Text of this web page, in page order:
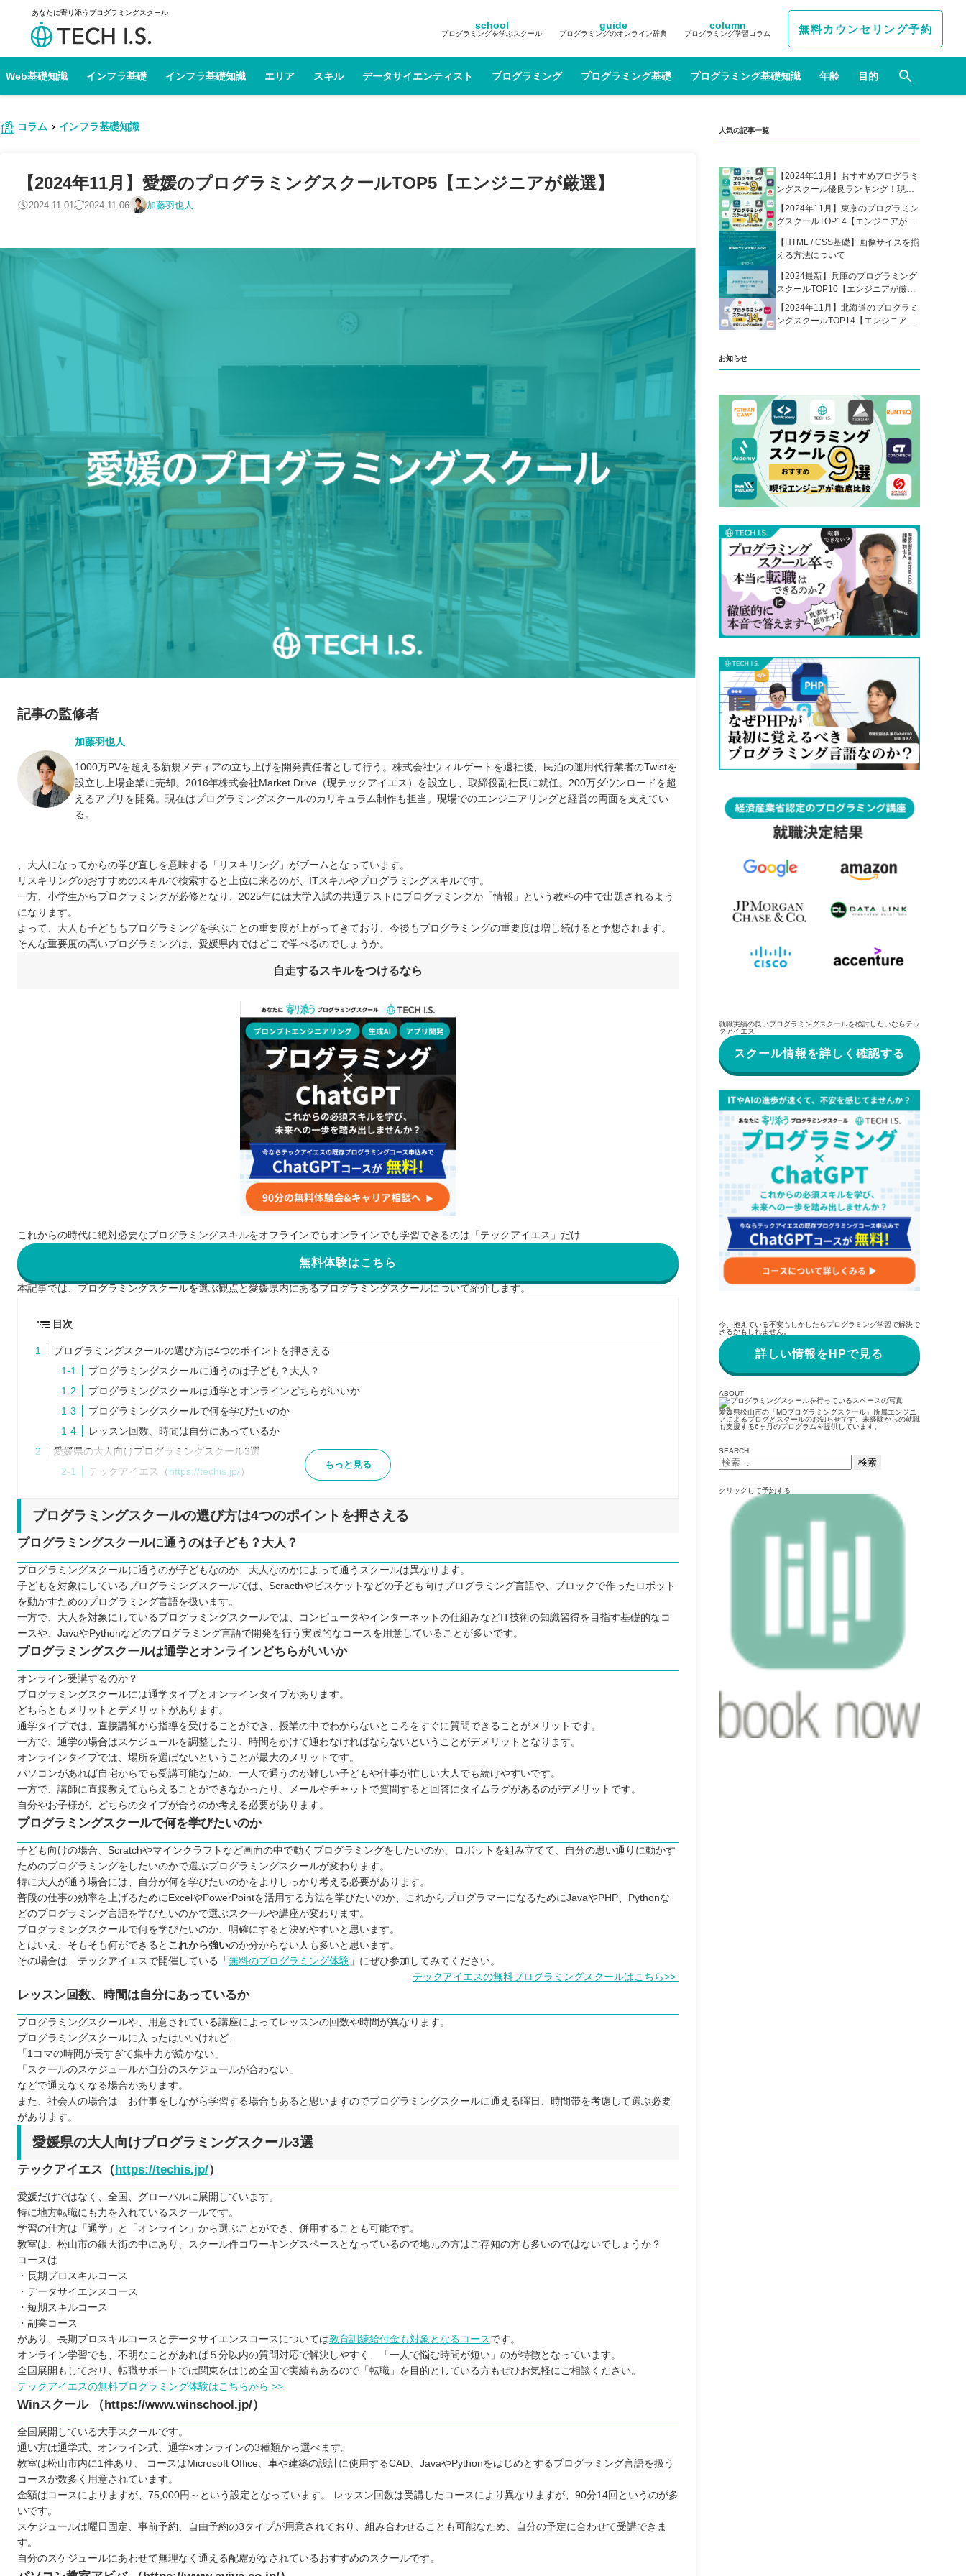
あなたに寄り添うプログラミングスクール
school
プログラミングを学ぶスクール
guide
プログラミングのオンライン辞典
column
プログラミング学習コラム 無料カウンセリング予約
Web基礎知識 インフラ基礎 インフラ基礎知識 エリア スキル データサイエンティスト プログラミング プログラミング基礎 プログラミング基礎知識 年齢 目的
コラム インフラ基礎知識
【2024年11月】愛媛のプログラミングスクールTOP5【エンジニアが厳選】
2024.11.01 2024.11.06 加藤羽也人
記事の監修者
加藤羽也人
1000万PVを超える新規メディアの立ち上げを開発責任者として行う。株式会社ウィルゲートを退社後、民泊の運用代行業者のTwistを
設立し上場企業に売却。2016年株式会社Market Drive（現テックアイエス）を設立し、取締役副社長に就任。200万ダウンロードを超
えるアプリを開発。現在はプログラミングスクールのカリキュラム制作も担当。現場でのエンジニアリングと経営の両面を支えてい
る。
、大人になってからの学び直しを意味する「リスキリング」がブームとなっています。
リスキリングのおすすめのスキルで検索すると上位に来るのが、ITスキルやプログラミングスキルです。
一方、小学生からプログラミングが必修となり、2025年には大学入試の共通テストにプログラミングが「情報」という教科の中で出題されるよう
になります。
よって、大人も子どももプログラミングを学ぶことの重要度が上がってきており、今後もプログラミングの重要度は増し続けると予想されます。
そんな重要度の高いプログラミングは、愛媛県内ではどこで学べるのでしょうか。
自走するスキルをつけるなら
これからの時代に絶対必要なプログラミングスキルをオフラインでもオンラインでも学習できるのは「テックアイエス」だけ
無料体験はこちら
本記事では、プログラミングスクールを選ぶ観点と愛媛県内にあるプログラミングスクールについて紹介します。
目次
プログラミングスクールの選び方は4つのポイントを押さえる
プログラミングスクールに通うのは子ども？大人？
プログラミングスクールは通学とオンラインどちらがいいか
プログラミングスクールで何を学びたいのか
レッスン回数、時間は自分にあっているか
愛媛県の大人向けプログラミングスクール3選
テックアイエス（https://techis.jp/）
パソコン教室アビバ （https://www.aviva.co.jp/）
Swimmy （https://www.sai.co.jp/swimmy/）
TECH Chance （https://techchance.jp/）
ミライエプロジェクト （https://www.miraie.click/）
愛媛のプログラミングスクールから自分に合ったところを選ぼう！
もっと見る
プログラミングスクールの選び方は4つのポイントを押さえる
プログラミングスクールに通うのは子ども？大人？
プログラミングスクールに通うのが子どもなのか、大人なのかによって通うスクールは異なります。
子どもを対象にしているプログラミングスクールでは、Scracthやビスケットなどの子ども向けプログラミング言語や、ブロックで作ったロボット
を動かすためのプログラミング言語を扱います。
一方で、大人を対象にしているプログラミングスクールでは、コンピュータやインターネットの仕組みなどIT技術の知識習得を目指す基礎的なコ
ースや、JavaやPythonなどのプログラミング言語で開発を行う実践的なコースを用意していることが多いです。
プログラミングスクールは通学とオンラインどちらがいいか
オンライン受講するのか？
プログラミングスクールには通学タイプとオンラインタイプがあります。
どちらともメリットとデメリットがあります。
通学タイプでは、直接講師から指導を受けることができ、授業の中でわからないところをすぐに質問できることがメリットです。
一方で、通学の場合はスケジュールを調整したり、時間をかけて通わなければならないということがデメリットとなります。
オンラインタイプでは、場所を選ばないということが最大のメリットです。
パソコンがあれば自宅からでも受講可能なため、一人で通うのが難しい子どもや仕事が忙しい大人でも続けやすいです。
一方で、講師に直接教えてもらえることができなかったり、メールやチャットで質問すると回答にタイムラグがあるのがデメリットです。
自分やお子様が、どちらのタイプが合うのか考える必要があります。
プログラミングスクールで何を学びたいのか
子ども向けの場合、Scratchやマインクラフトなど画面の中で動くプログラミングをしたいのか、ロボットを組み立てて、自分の思い通りに動かす
ためのプログラミングをしたいのかで選ぶプログラミングスクールが変わります。
特に大人が通う場合には、自分が何を学びたいのかをよりしっかり考える必要があります。
普段の仕事の効率を上げるためにExcelやPowerPointを活用する方法を学びたいのか、これからプログラマーになるためにJavaやPHP、Pythonな
どのプログラミング言語を学びたいのかで選ぶスクールや講座が変わります。
プログラミングスクールで何を学びたいのか、明確にすると決めやすいと思います。
とはいえ、そもそも何ができると これから強いのか分からない人も多いと思います。
その場合は、テックアイエスで開催している「 無料のプログラミング体験 」にぜひ参加してみてください。
テックアイエスの無料プログラミングスクールはこちら>>
レッスン回数、時間は自分にあっているか
プログラミングスクールや、用意されている講座によってレッスンの回数や時間が異なります。
プログラミングスクールに入ったはいいけれど、
「1コマの時間が長すぎて集中力が続かない」
「スクールのスケジュールが自分のスケジュールが合わない」
などで通えなくなる場合があります。
また、社会人の場合は お仕事をしながら学習する場合もあると思いますのでプログラミングスクールに通える曜日、時間帯を考慮して選ぶ必要
があります。
愛媛県の大人向けプログラミングスクール3選
テックアイエス（ https://techis.jp/）
愛媛だけではなく、全国、グローバルに展開しています。
特に地方転職にも力を入れているスクールです。
学習の仕方は「通学」と「オンライン」から選ぶことができ、併用することも可能です。
教室は、松山市の銀天街の中にあり、スクール件コワーキングスペースとなっているので地元の方はご存知の方も多いのではないでしょうか？
コースは
・長期プロスキルコース
・データサイエンスコース
・短期スキルコース
・副業コース
があり、長期プロスキルコースとデータサイエンスコースについては教育訓練給付金も対象となるコース です。
オンライン学習でも、不明なことがあれば５分以内の質問対応で解決しやすく、「一人で悩む時間が短い」のが特徴となっています。
全国展開もしており、転職サポートでは関東をはじめ全国で実績もあるので「転職」を目的としている方もぜひお気軽にご相談ください。
テックアイエスの無料プログラミング体験はこちらから >>
Winスクール （https://www.winschool.jp/）
全国展開している大手スクールです。
通い方は通学式、オンライン式、通学×オンラインの3種類から選べます。
教室は松山市内に1件あり、 コースはMicrosoft Office、車や建築の設計に使用するCAD、JavaやPythonをはじめとするプログラミング言語を扱う
コースが数多く用意されています。
金額はコースによりますが、75,000円～という設定となっています。 レッスン回数は受講したコースにより異なりますが、90分14回というのが多
いです。
スケジュールは曜日固定、事前予約、自由予約の3タイプが用意されており、組み合わせることも可能なため、自分の予定に合わせて受講できま
す。
自分のスケジュールにあわせて無理なく通える配慮がなされているおすすめのスクールです。
人気の記事一覧
【2024年11月】おすすめプログラミ
ングスクール優良ランキング！現役
エンジニアが選んだ人気プログラミ
ングスクールの比較表あり
【2024年11月】東京のプログラミン
グスクールTOP14【エンジニアが厳
【HTML / CSS基礎】画像サイズを揃
える方法について
【2024最新】兵庫のプログラミング
スクールTOP10【エンジニアが厳
選】
【2024年11月】北海道のプログラミ
ングスクールTOP14【エンジニアが
お知らせ
就職実績の良いプログラミングスクールを検討したいならテッ
クアイエス
スクール情報を詳しく確認する
今、抱えている不安もしかしたらプログラミング学習で解決で
きるかもしれません。
詳しい情報をHPで見る
ABOUT
愛媛県松山市の「MDプログラミングスクール」所属エンジニ
アによるブログとスクールのお知らせです。未経験からの就職
も支援する6ヶ月のプログラムを提供しています。
SEARCH
検
索:
クリックして予約する